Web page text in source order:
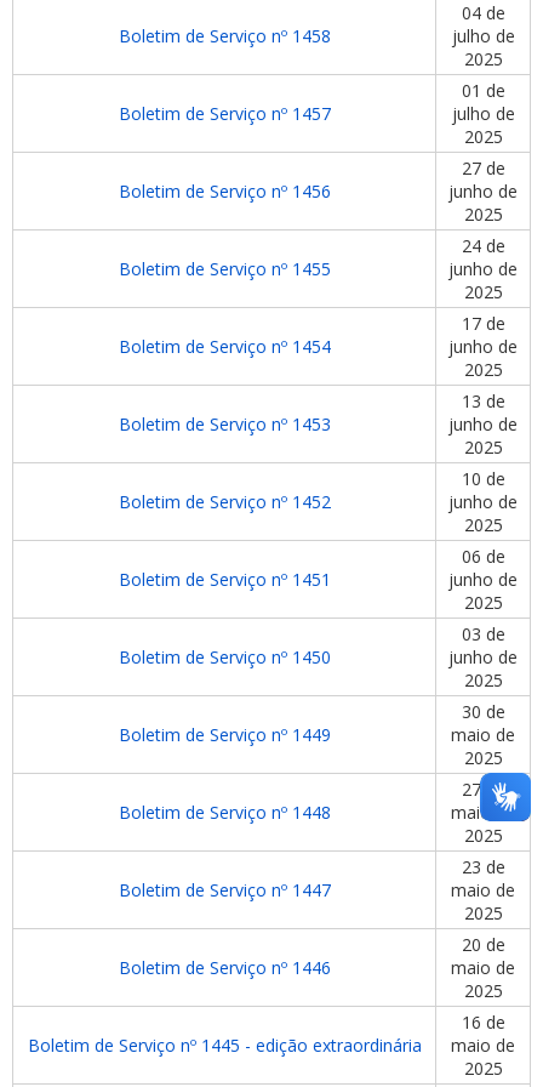
Boletim de Serviço nº 1458
04 de
julho de
2025
Boletim de Serviço nº 1457
01 de
julho de
2025
Boletim de Serviço nº 1456
27 de
junho de
2025
Boletim de Serviço nº 1455
24 de
junho de
2025
Boletim de Serviço nº 1454
17 de
junho de
2025
Boletim de Serviço nº 1453
13 de
junho de
2025
Boletim de Serviço nº 1452
10 de
junho de
2025
Boletim de Serviço nº 1451
06 de
junho de
2025
Boletim de Serviço nº 1450
03 de
junho de
2025
Boletim de Serviço nº 1449
30 de
maio de
2025
Boletim de Serviço nº 1448
27 de
maio de
2025
Boletim de Serviço nº 1447
23 de
maio de
2025
Boletim de Serviço nº 1446
20 de
maio de
2025
Boletim de Serviço nº 1445 - edição extraordinária
16 de
maio de
2025